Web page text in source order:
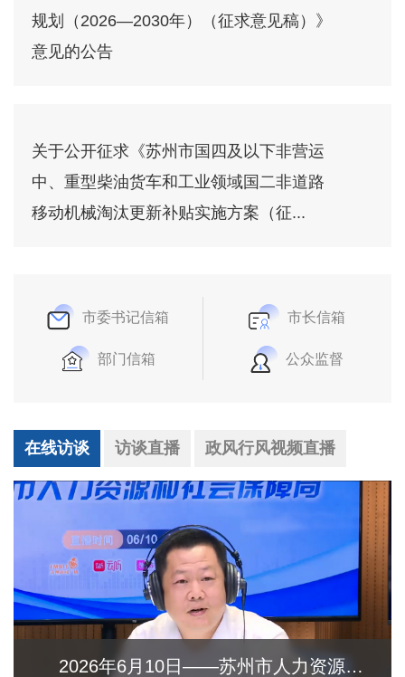
规划（2026—2030年）（征求意见稿）》
意见的公告
关于公开征求《苏州市国四及以下非营运
中、重型柴油货车和工业领域国二非道路
移动机械淘汰更新补贴实施方案（征...
市委书记信箱 市长信箱
部门信箱 公众监督
在线访谈 访谈直播 政风行风视频直播
2026年6月10日——苏州市人力资源和社会保障局